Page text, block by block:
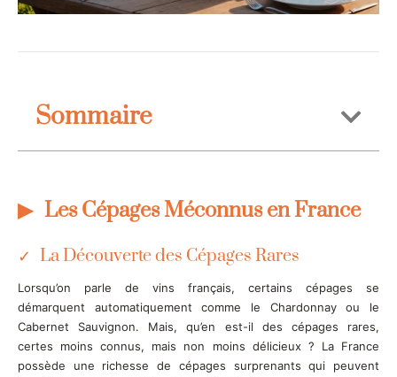
Sommaire
Les Cépages Méconnus en France
La Découverte des Cépages Rares
Lorsqu’on parle de vins français, certains cépages se
démarquent automatiquement comme le Chardonnay ou le
Cabernet Sauvignon. Mais, qu’en est-il des cépages rares,
certes moins connus, mais non moins délicieux ? La France
possède une richesse de cépages surprenants qui peuvent